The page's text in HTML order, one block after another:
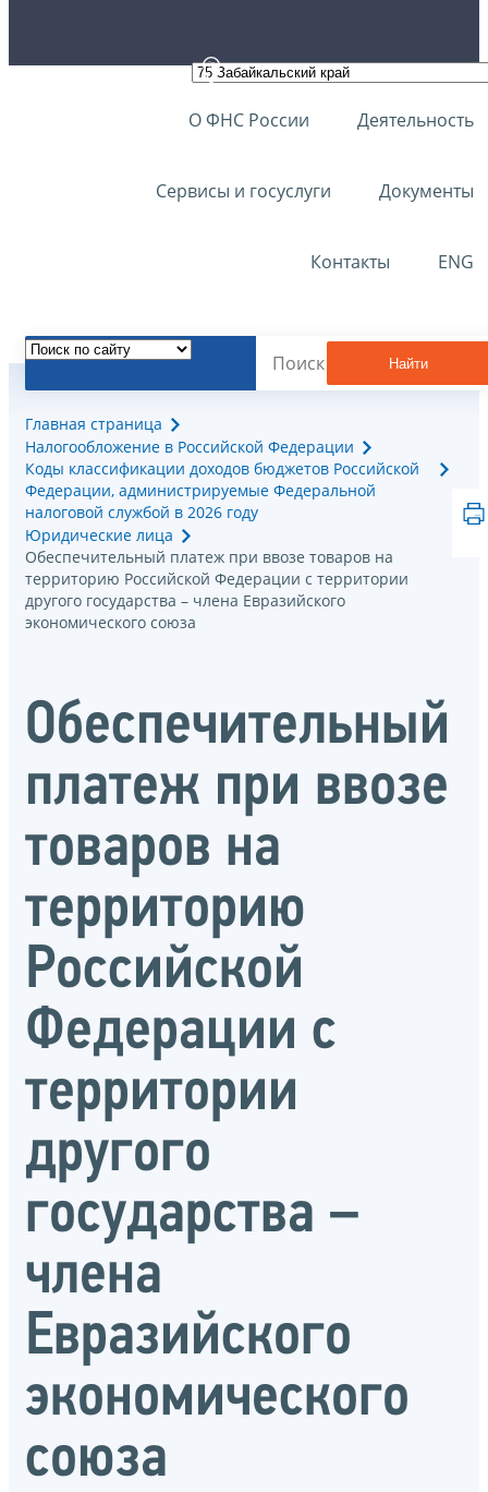
О ФНС России Деятельность
Сервисы и госуслуги Документы
Контакты ENG
Найти
Главная страница
Налогообложение в Российской Федерации
Коды классификации доходов бюджетов Российской
Федерации, администрируемые Федеральной
налоговой службой в 2026 году
Юридические лица
Обеспечительный платеж при ввозе товаров на
территорию Российской Федерации с территории
другого государства – члена Евразийского
экономического союза
Обеспечительный
платеж при ввозе
товаров на
территорию
Российской
Федерации с
территории
другого
государства –
члена
Евразийского
экономического
союза